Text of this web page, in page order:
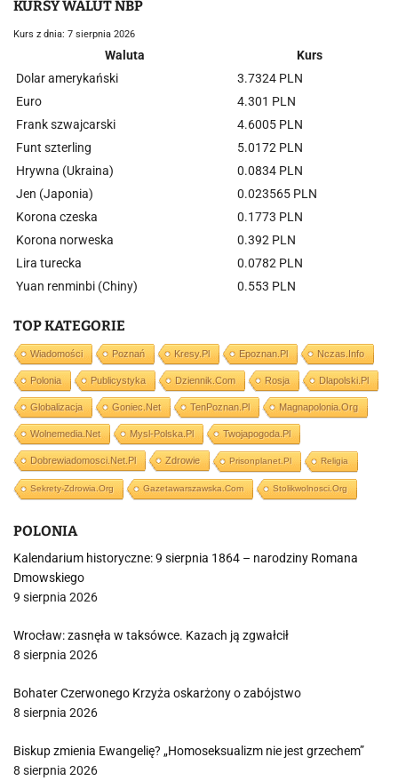
KURSY WALUT NBP
Kurs z dnia: 7 sierpnia 2026
Waluta
Kurs
Dolar amerykański
3.7324 PLN
Euro
4.301 PLN
Frank szwajcarski
4.6005 PLN
Funt szterling
5.0172 PLN
Hrywna (Ukraina)
0.0834 PLN
Jen (Japonia)
0.023565 PLN
Korona czeska
0.1773 PLN
Korona norweska
0.392 PLN
Lira turecka
0.0782 PLN
Yuan renminbi (Chiny)
0.553 PLN
TOP KATEGORIE
Wiadomości Poznań Kresy.pl Epoznan.pl Nczas.info
Polonia Publicystyka Dziennik.com Rosja Dlapolski.pl
Globalizacja Goniec.net TenPoznan.pl Magnapolonia.org
Wolnemedia.net Mysl-Polska.pl Twojapogoda.pl
Dobrewiadomosci.net.pl Zdrowie Prisonplanet.pl Religia
Sekrety-Zdrowia.org Gazetawarszawska.com Stolikwolnosci.org
POLONIA
Kalendarium historyczne: 9 sierpnia 1864 – narodziny Romana
Dmowskiego
9 sierpnia 2026
Wrocław: zasnęła w taksówce. Kazach ją zgwałcił
8 sierpnia 2026
Bohater Czerwonego Krzyża oskarżony o zabójstwo
8 sierpnia 2026
Biskup zmienia Ewangelię? „Homoseksualizm nie jest grzechem”
8 sierpnia 2026